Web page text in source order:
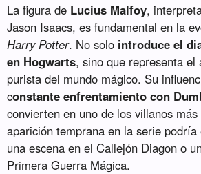
La figura de Lucius Malfoy,
Jason Isaacs, es fundamental en la
Harry Potter. No solo introduce el
en Hogwarts, sino que representa
purista del mundo mágico. Su
constante enfrentamiento con
convierten en uno de los villanos
aparición temprana en la serie
una escena en el Callejón Diagon o
Primera Guerra Mágica.